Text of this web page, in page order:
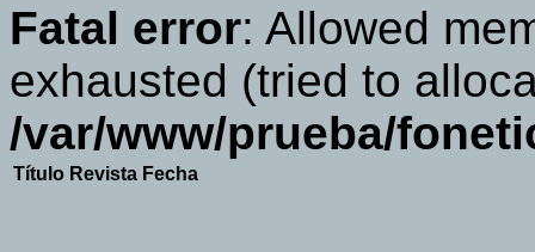
Fatal error: Allowed
exhausted (tried to
/var/www/prueba/
Título Revista Fecha